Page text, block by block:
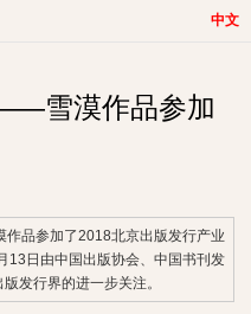
中文
雪漠作品参加
品参加了2018北京出版发行产业
13日由中国出版协会、中国书刊发
发行界的进一步关注。